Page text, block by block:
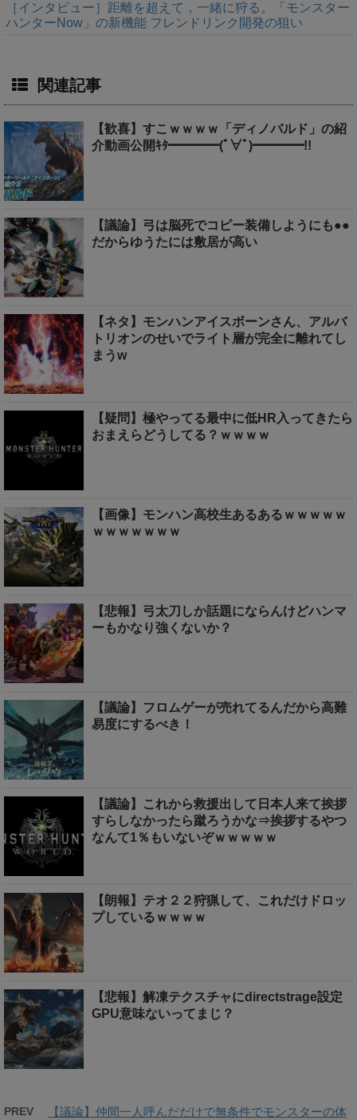
［インタビュー］距離を超えて，一緒に狩る。「モンスター
ハンターNow」の新機能 フレンドリンク開発の狙い
関連記事
【歓喜】すこｗｗｗｗ「ディノバルド」の紹
介動画公開ｷﾀ━━━━(ﾟ∀ﾟ)━━━━!!
【議論】弓は脳死でコピー装備しようにも●●
だからゆうたには敷居が高い
【ネタ】モンハンアイスボーンさん、アルバ
トリオンのせいでライト層が完全に離れてし
まうw
【疑問】極やってる最中に低HR入ってきたら
おまえらどうしてる？ｗｗｗｗ
【画像】モンハン高校生あるあるｗｗｗｗｗ
ｗｗｗｗｗｗｗ
【悲報】弓太刀しか話題にならんけどハンマ
ーもかなり強くないか？
【議論】フロムゲーが売れてるんだから高難
易度にするべき！
【議論】これから救援出して日本人来て挨拶
すらしなかったら蹴ろうかな⇒挨拶するやつ
なんて1％もいないぞｗｗｗｗｗ
【朗報】テオ２２狩猟して、これだけドロッ
プしているｗｗｗｗ
【悲報】解凍テクスチャにdirectstrage設定
GPU意味ないってまじ？
PREV
【議論】仲間一人呼んだだけで無条件でモンスターの体